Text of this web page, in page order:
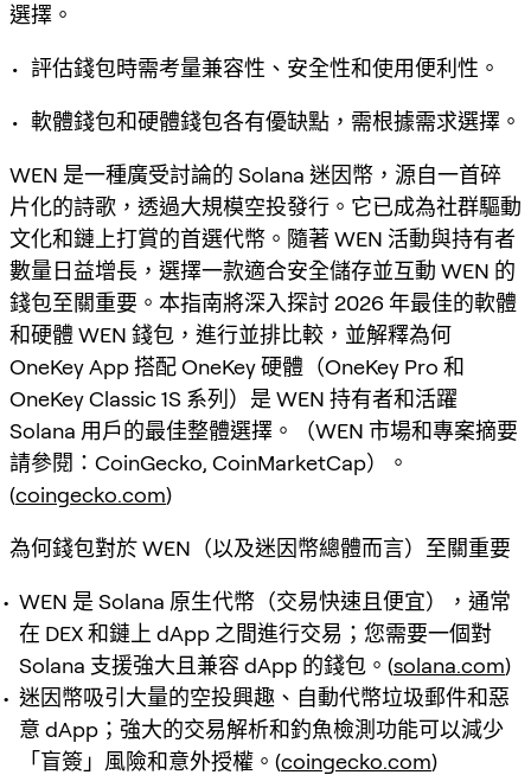
選擇。
• 評估錢包時需考量兼容性、安全性和使用便利性。
• 軟體錢包和硬體錢包各有優缺點，需根據需求選擇。
WEN 是一種廣受討論的 Solana 迷因幣，源自一首碎
片化的詩歌，透過大規模空投發行。它已成為社群驅動
文化和鏈上打賞的首選代幣。隨著 WEN 活動與持有者
數量日益增長，選擇一款適合安全儲存並互動 WEN 的
錢包至關重要。本指南將深入探討 2026 年最佳的軟體
和硬體 WEN 錢包，進行並排比較，並解釋為何
OneKey App 搭配 OneKey 硬體（OneKey Pro 和
OneKey Classic 1S 系列）是 WEN 持有者和活躍
Solana 用戶的最佳整體選擇。（WEN 市場和專案摘要
請參閱：CoinGecko, CoinMarketCap）。
(coingecko.com)
為何錢包對於 WEN（以及迷因幣總體而言）至關重要
WEN 是 Solana 原生代幣（交易快速且便宜），通常
在 DEX 和鏈上 dApp 之間進行交易；您需要一個對
Solana 支援強大且兼容 dApp 的錢包。(solana.com)
迷因幣吸引大量的空投興趣、自動代幣垃圾郵件和惡
意 dApp；強大的交易解析和釣魚檢測功能可以減少
「盲簽」風險和意外授權。(coingecko.com)